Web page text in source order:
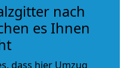
nach
es Ihnen
dass hier Umzug